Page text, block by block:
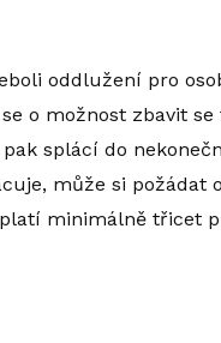
oddlužení pro
o možnost zbavit
splácí do
může si požádat
minimálně třicet